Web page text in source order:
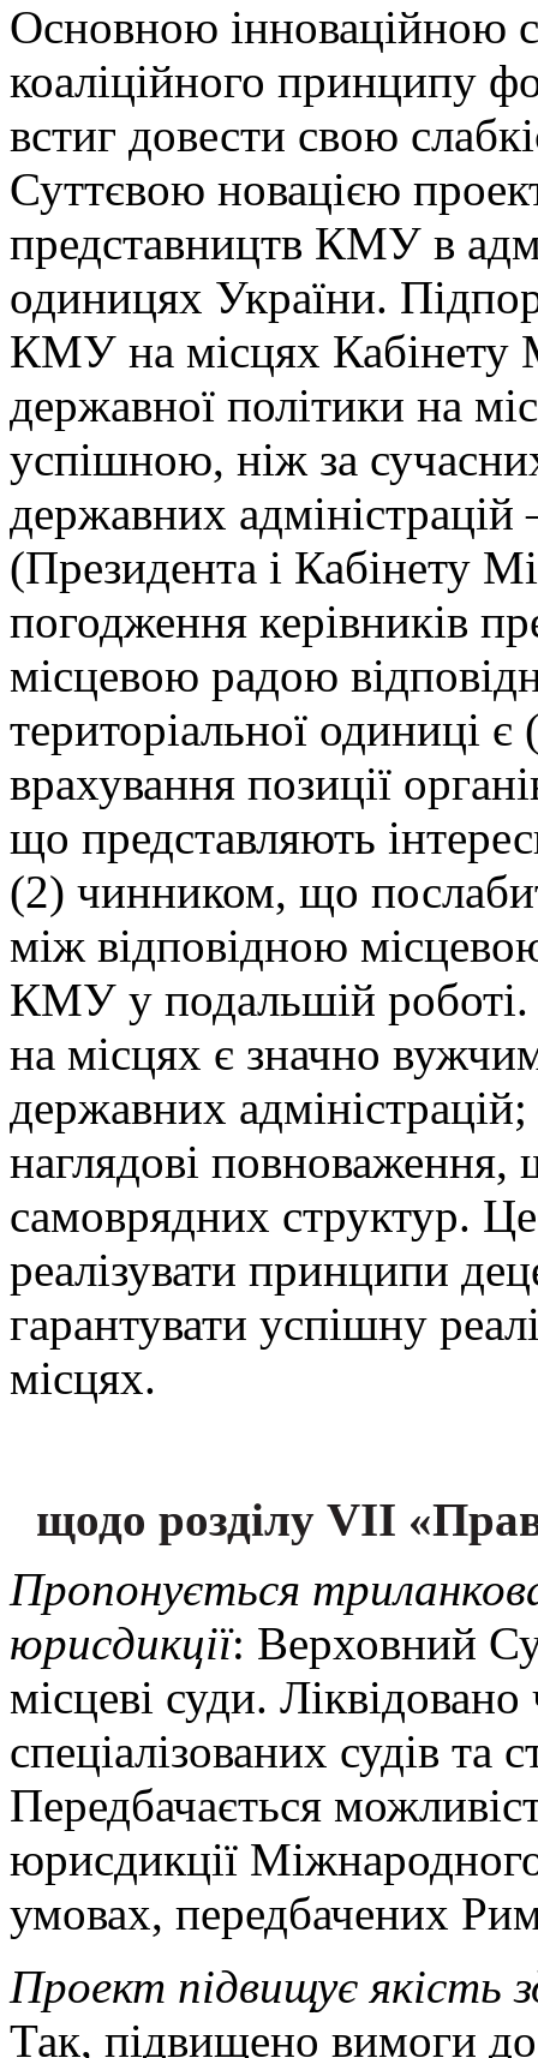
Основною інноваційною
коаліційного принципу
встиг довести свою
Суттєвою новацією
представництв КМУ в
одиницях України.
КМУ на місцях Кабінету
державної політики на
успішною, ніж за
державних
(Президента і Кабінету
погодження керівників
місцевою радою
територіальної одиниці
врахування позиції
що представляють
(2) чинником, що
між відповідною
КМУ у подальшій
на місцях є значно
державних
наглядові
самоврядних структур.
реалізувати принципи
гарантувати успішну
місцях.
щодо розділу VII
Пропонується
юрисдикції: Верховний
місцеві суди.
спеціалізованих судів та
Передбачається
юрисдикції
умовах, передбачених
Проект підвищує якість
Так, підвищено вимоги до